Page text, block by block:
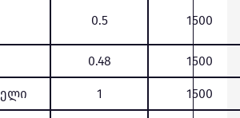
0.5 1500
0.48 1500
1 1500